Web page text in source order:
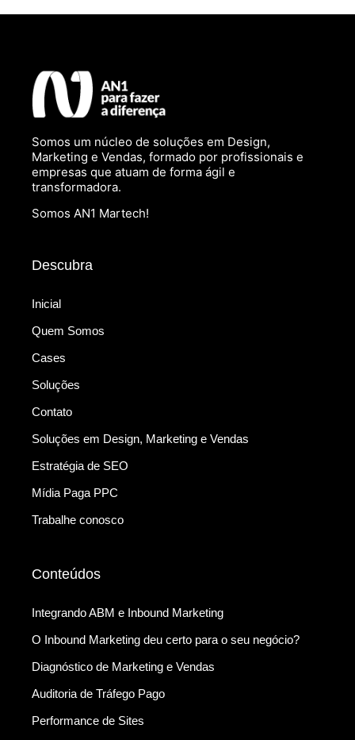
Somos um núcleo de soluções em Design,
Marketing e Vendas, formado por profissionais e
empresas que atuam de forma ágil e
transformadora.
Somos AN1 Martech!
Descubra
Inicial
Quem Somos
Cases
Soluções
Contato
Soluções em Design, Marketing e Vendas
Estratégia de SEO
Mídia Paga PPC
Trabalhe conosco
Conteúdos
Integrando ABM e Inbound Marketing
O Inbound Marketing deu certo para o seu negócio?
Diagnóstico de Marketing e Vendas
Auditoria de Tráfego Pago
Performance de Sites